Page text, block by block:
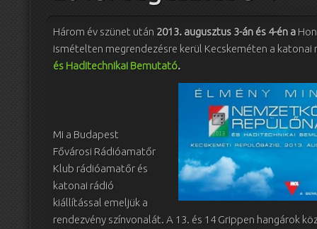
Három év szünet után 2013. augusztus 3-án és 4-én a
ismételten megrendezésre kerül Kecskeméten a
és Haditechnikai Bemutató.
Mi a Budapest
Fővárosi Rádióamatőr
Klub rádióamatőr és
katonai rádió
kiállítással emeljük a
rendezvény színvonalát. A 13. és 14 Grippen hangárok